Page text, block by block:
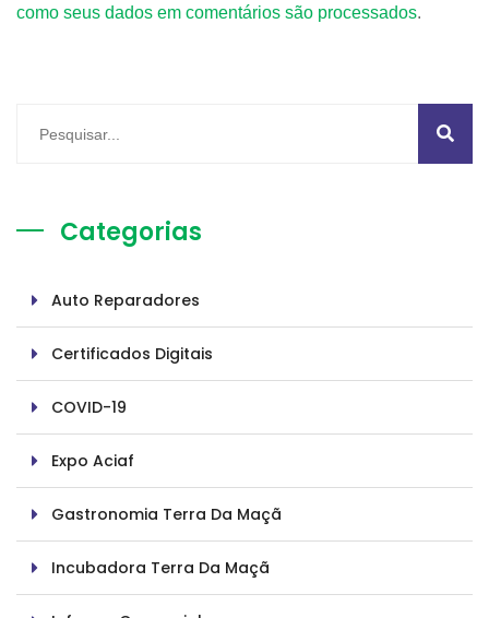
como seus dados em comentários são processados.
Categorias
Auto Reparadores
Certificados Digitais
COVID-19
Expo Aciaf
Gastronomia Terra Da Maçã
Incubadora Terra Da Maçã